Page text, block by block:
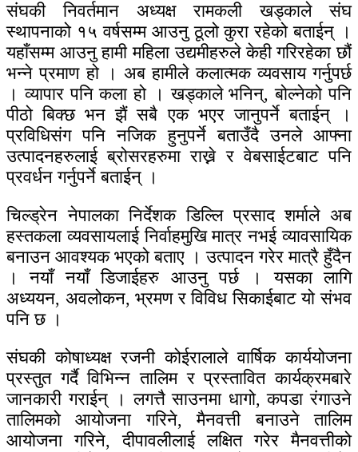
संघकी निवर्तमान अध्यक्ष रामकली खड्काले संघ
स्थापनाको १५ वर्षसम्म आउनु ठूलो कुरा रहेको बताईन् ।
यहाँसम्म आउनु हामी महिला उद्यमीहरुले केही गरिरहेका छौं
भन्ने प्रमाण हो । अब हामीले कलात्मक व्यवसाय गर्नुपर्छ
। व्यापार पनि कला हो । खड्काले भनिन्, बोल्नेको पनि
पीठो बिक्छ भन झैं सबै एक भएर जानुपर्ने बताईन् ।
प्रविधिसंग पनि नजिक हुनुपर्ने बताउँदै उनले आफ्ना
उत्पादनहरुलाई ब्रोसरहरुमा राख्ने र वेबसाईटबाट पनि
प्रवर्धन गर्नुपर्ने बताईन् ।
चिल्ड्रेन नेपालका निर्देशक डिल्लि प्रसाद शर्माले अब
हस्तकला व्यवसायलाई निर्वाहमुखि मात्र नभई व्यावसायिक
बनाउन आवश्यक भएको बताए । उत्पादन गरेर मात्रै हुँदैन
। नयाँ नयाँ डिजाईहरु आउनु पर्छ । यसका लागि
अध्ययन, अवलोकन, भ्रमण र विविध सिकाईबाट यो संभव
पनि छ ।
संघकी कोषाध्यक्ष रजनी कोईरालाले वार्षिक कार्ययोजना
प्रस्तुत गर्दै विभिन्न तालिम र प्रस्तावित कार्यक्रमबारे
जानकारी गराईन् । लगत्तै साउनमा धागो, कपडा रंगाउने
तालिमको आयोजना गरिने, मैनवत्ती बनाउने तालिम
आयोजना गरिने, दीपावलीलाई लक्षित गरेर मैनवत्तीको